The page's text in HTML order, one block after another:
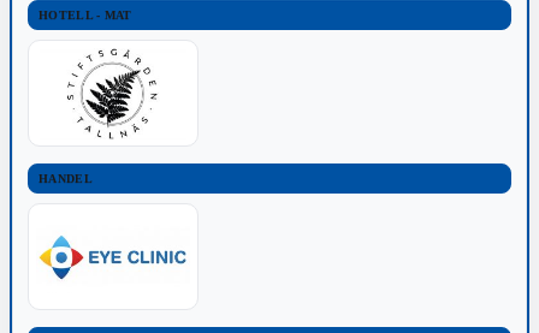
HOTELL - MAT
HANDEL